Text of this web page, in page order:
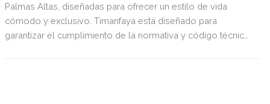
Palmas Altas, diseñadas para ofrecer un estilo de vida
cómodo y exclusivo. Timanfaya está diseñado para
garantizar el cumplimiento de la normativa y código técnico